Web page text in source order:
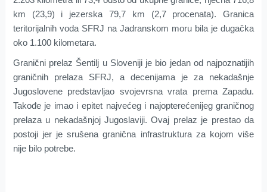
km (23,9) i jezerska 79,7 km (2,7 procenata). Granica
teritorijalnih voda SFRJ na Jadranskom moru bila je dugačka
oko 1.100 kilometara.
Granični prelaz Šentilj u Sloveniji je bio jedan od najpoznatijih
graničnih prelaza SFRJ, a decenijama je za nekadašnje
Jugoslovene predstavljao svojevrsna vrata prema Zapadu.
Takođe je imao i epitet najvećeg i najopterećenijeg graničnog
prelaza u nekadašnjoj Jugoslaviji. Ovaj prelaz je prestao da
postoji jer je srušena granična infrastruktura za kojom više
nije bilo potrebe.